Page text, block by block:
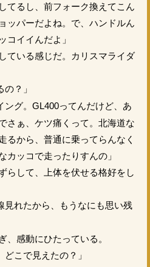
てるし、前フォーク換えてこん
ッパーだよね。で、ハンドルん
コイイんだよ」
ている感じだ。カリスマライダ
？」
ング。GL400ってんだけど、あ
さぁ、ケツ痛くって。北海道な
るから、普通に乗ってらんなく
カッコで走ったりすんの」
らして、上体を伏せる格好をし
見れたから、もうなにも思い残
、感動にひたっている。
どこで見えたの？」